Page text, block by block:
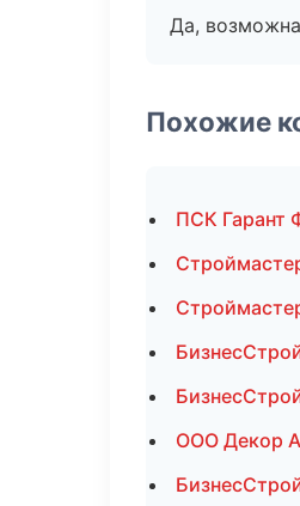
Да, возможна
Похожие
ПСК Гарант
ООО Декор